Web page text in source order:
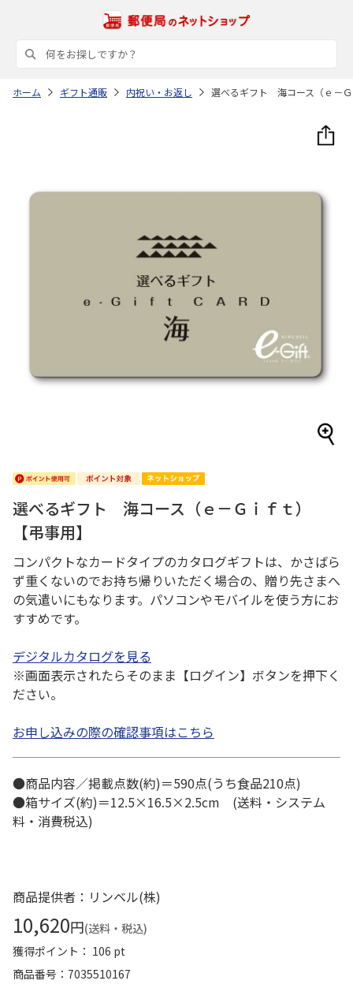
ホーム ギフト通販 内祝い・お返し 選べるギフト 海コース（ｅ－
選べるギフト 海コース（ｅ－Ｇｉｆｔ）
【弔事用】
コンパクトなカードタイプのカタログギフトは、かさばら
ず重くないのでお持ち帰りいただく場合の、贈り先さまへ
の気遣いにもなります。パソコンやモバイルを使う方にお
すすめです。
デジタルカタログを見る
※画面表示されたらそのまま【ログイン】ボタンを押下く
ださい。
お申し込みの際の確認事項はこちら
●商品内容／掲載点数(約)＝590点(うち食品210点)
●箱サイズ(約)＝12.5×16.5×2.5cm (送料・システム
料・消費税込)
商品提供者：リンベル(株)
10,620円(送料・税込)
獲得ポイント： 106 pt
商品番号
7035510167